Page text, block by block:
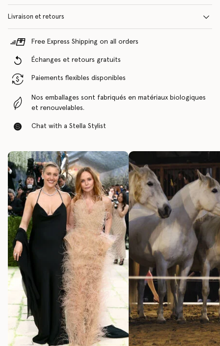
Livraison et retours
Free Express Shipping on all orders
Échanges et retours gratuits
Paiements flexibles disponibles
Nos emballages sont fabriqués en matériaux biologiques
et renouvelables.
Chat with a Stella Stylist